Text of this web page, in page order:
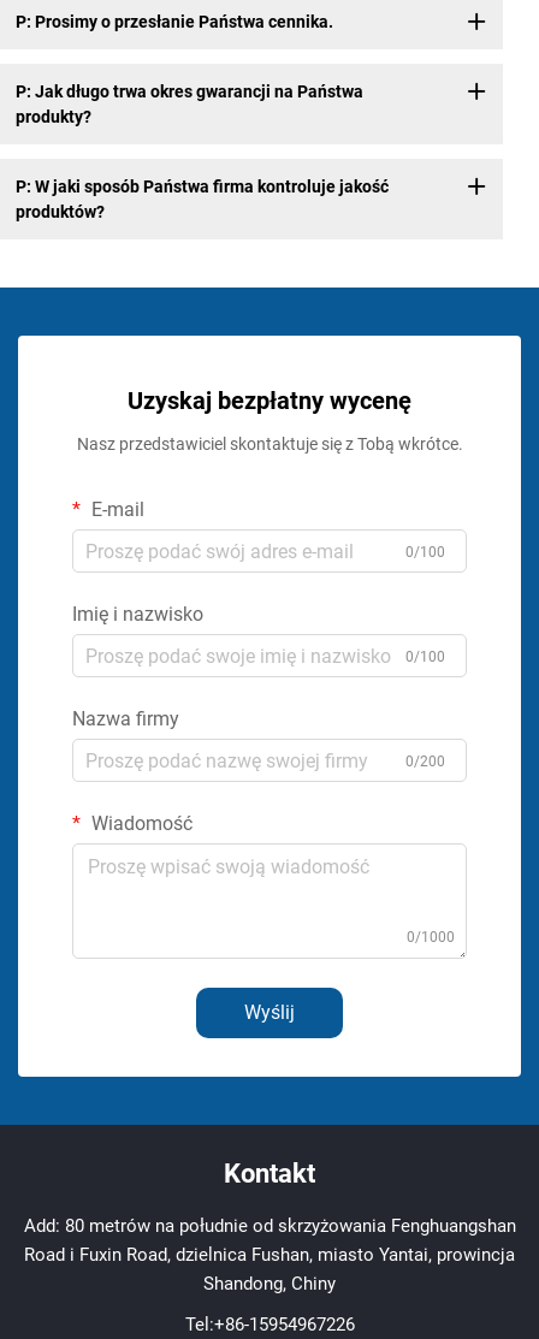
P: Prosimy o przesłanie Państwa cennika.
P: Jak długo trwa okres gwarancji na Państwa
produkty?
P: W jaki sposób Państwa firma kontroluje jakość
produktów?
Uzyskaj bezpłatny wycenę
Nasz przedstawiciel skontaktuje się z Tobą wkrótce.
E-mail
0/100
Imię i nazwisko
0/100
Nazwa firmy
0/200
Wiadomość
0/1000
Wyślij
Kontakt
Add: 80 metrów na południe od skrzyżowania Fenghuangshan
Road i Fuxin Road, dzielnica Fushan, miasto Yantai, prowincja
Shandong, Chiny
Tel:+86-15954967226